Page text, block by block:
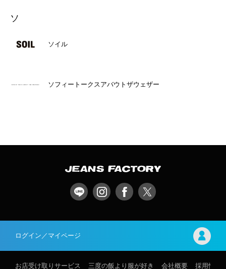
ソ
ソイル
ソフィートークスアバウトザウェザー
ログイン／マイページ
お店受け取りサービス 三度の飯より服が好き 会社概要 採用情報